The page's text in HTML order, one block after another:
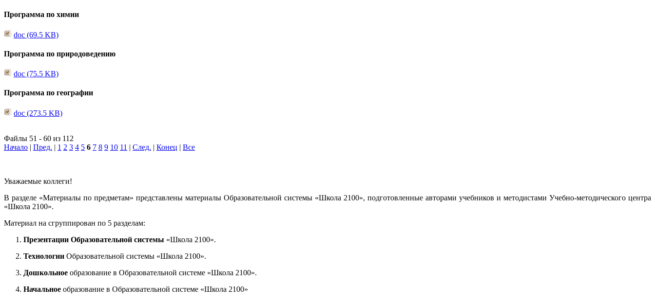
Программа по химии
doc (69.5 KB)
Программа по природоведению
doc (75.5 KB)
Программа по географии
doc (273.5 KB)
Файлы 51 - 60 из 112
Начало | Пред. | 1 2 3 4 5 6 7 8 9 10 11 | След. | Конец | Все
Уважаемые коллеги!
В разделе «Материалы по предметам» представлены материалы Образовательной системы «Школа 2100», подготовленные авторами учебников и методистами Учебно-методического центра
«Школа 2100».
Материал на сгруппирован по 5 разделам:
Презентации Образовательной системы «Школа 2100».
Технологии Образовательной системы «Школа 2100».
Дошкольное образование в Образовательной системе «Школа 2100».
Начальное образование в Образовательной системе «Школа 2100»